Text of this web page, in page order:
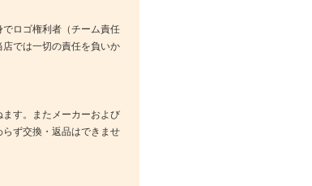
ロゴ権利者（チーム責任
では一切の責任を負いか
す。またメーカーおよび
ず交換・返品はできませ